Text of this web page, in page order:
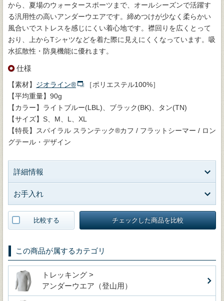
から、夏場のウォータースポーツまで、オールシーズンで活躍す
る汎用性の高いアンダーウエアです。締めつけが少なく柔らかい
風合いでストレスを感じにくい着心地です。襟回りを広くとって
おり、上からTシャツなどを着た際に見えにくくなっています。吸
水拡散性・防臭機能に優れます。
仕様
【素材】 ジオライン®
［ポリエステル100%］
【平均重量】90g
【カラー】ライトブルー(LBL)、ブラック(BK)、タン(TN)
【サイズ】S、M、L、XL
【特長】スパイラル スランテック®カフ / フラットシーマー / ロン
グテール・デザイン
詳細情報
お手入れ
比較する チェックした商品を比較
この商品が属するカテゴリ
トレッキング >
アンダーウエア（登山用）